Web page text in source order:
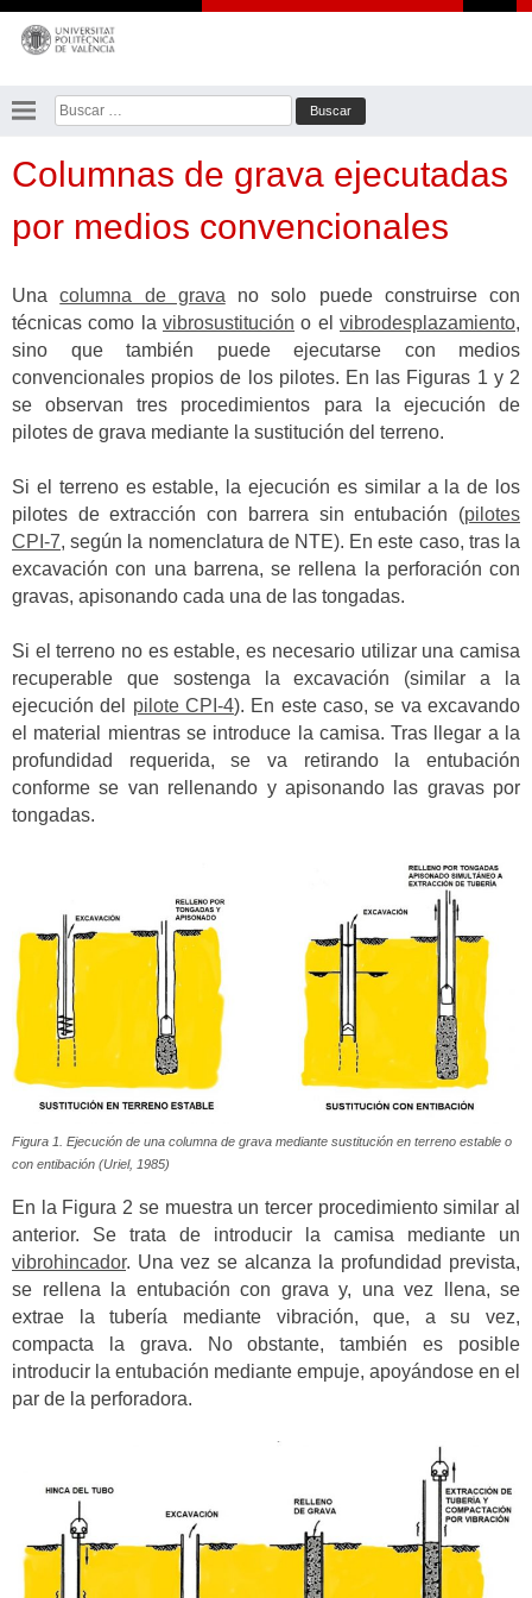
Saltar
contenido
Buscar:
Columnas de grava ejecutadas
por medios convencionales
Unacolumna de grava no solo puede construirse con
técnicas como la vibrosustitución o el vibrodesplazamiento,
sino que también puede ejecutarse con medios
convencionales propios de los pilotes. En las Figuras 1 y 2
se observan tres procedimientos para la ejecución de
pilotes de grava mediante la sustitución del terreno.
Si el terreno es estable, la ejecución es similar a la de los
pilotes de extracción con barrera sin entubación (pilotes
CPI-7, según la nomenclatura de NTE). En este caso, tras la
excavación con una barrena, se rellena la perforación con
gravas, apisonando cada una de las tongadas.
Si el terreno no es estable, es necesario utilizar una camisa
recuperable que sostenga la excavación (similar a la
ejecución del pilote CPI-4). En este caso, se va excavando
el material mientras se introduce la camisa. Tras llegar a la
profundidad requerida, se va retirando la entubación
conforme se van rellenando y apisonando las gravas por
tongadas.
Figura 1. Ejecución de una columna de grava mediante sustitución en terreno estable o
con entibación (Uriel, 1985)
En la Figura 2 se muestra un tercer procedimiento similar al
anterior. Se trata de introducir la camisa mediante un
vibrohincador. Una vez se alcanza la profundidad prevista,
se rellena la entubación con grava y, una vez llena, se
extrae la tubería mediante vibración, que, a su vez,
compacta la grava. No obstante, también es posible
introducir la entubación mediante empuje, apoyándose en el
par de la perforadora.